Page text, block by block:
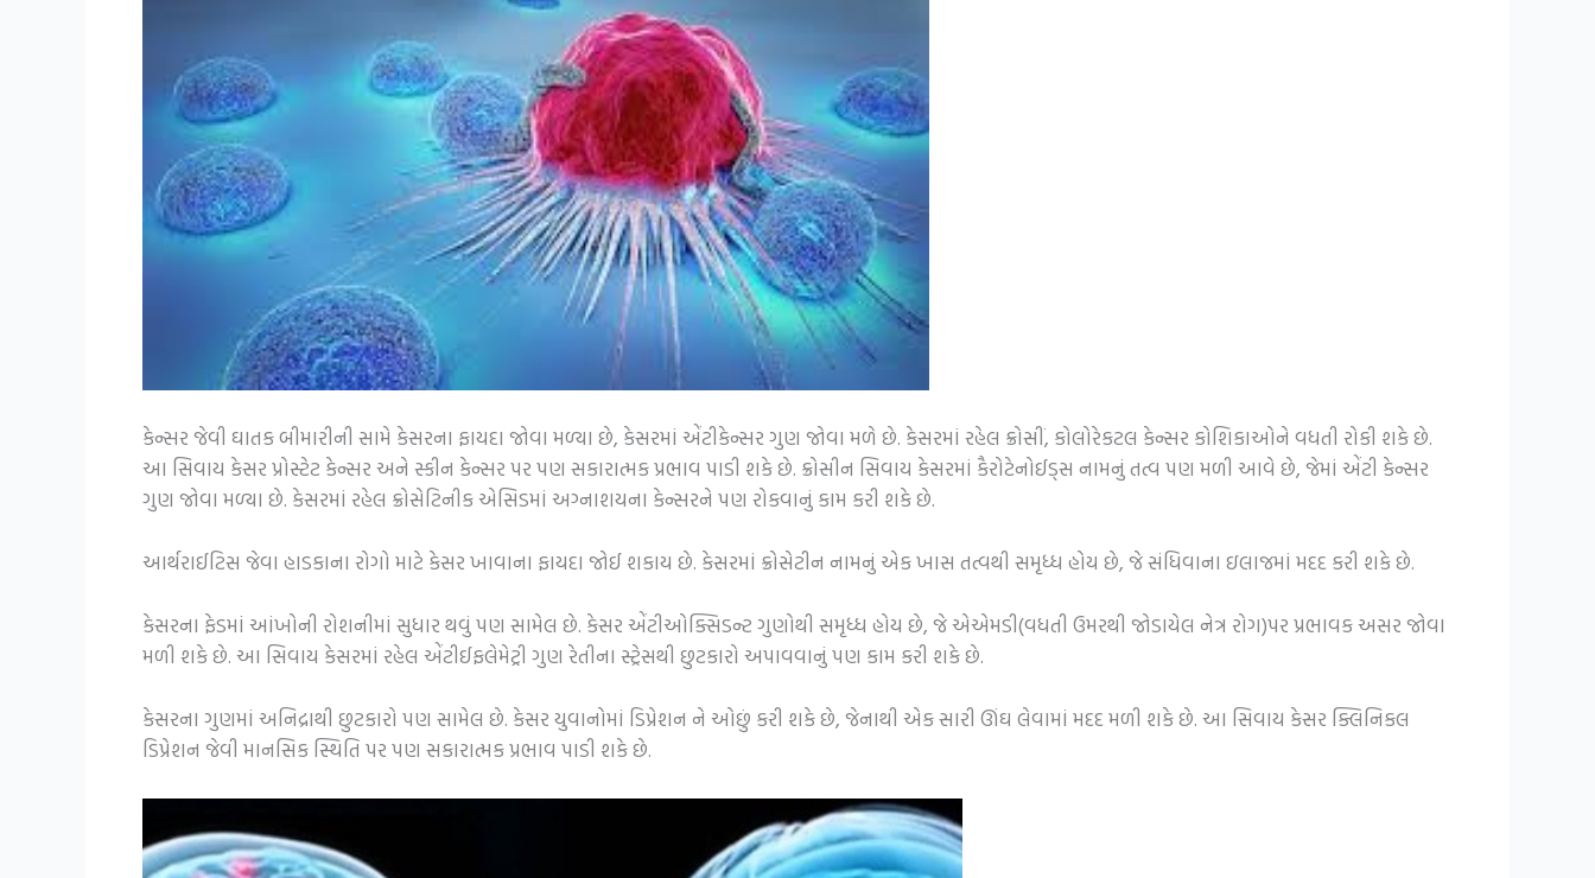
કેન્સર જેવી ઘાતક બીમારીની સામે કેસરના ફાયદા જોવા મળ્યા છે, કેસરમાં એંટીકેન્સર ગુણ જોવા મળે છે. કેસરમાં રહેલ ક્રોસીં, કોલોરેકટલ કેન્સર કોશિકાઓને વધતી રોકી શકે છે.
આ સિવાય કેસર પ્રોસ્ટેટ કેન્સર અને સ્કીન કેન્સર પર પણ સકારાત્મક પ્રભાવ પાડી શકે છે. ક્રોસીન સિવાય કેસરમાં કૈરોટેનોઈડ્સ નામનું તત્વ પણ મળી આવે છે, જેમાં એંટી કેન્સર
ગુણ જોવા મળ્યા છે. કેસરમાં રહેલ ક્રોસેટિનીક એસિડમાં અગ્નાશયના કેન્સરને પણ રોકવાનું કામ કરી શકે છે.
આર્થરાઈટિસ જેવા હાડકાના રોગો માટે કેસર ખાવાના ફાયદા જોઈ શકાય છે. કેસરમાં ક્રોસેટીન નામનું એક ખાસ તત્વથી સમૃધ્ધ હોય છે, જે સંધિવાના ઇલાજમાં મદદ કરી શકે છે.
કેસરના ફેડમાં આંખોની રોશનીમાં સુધાર થવું પણ સામેલ છે. કેસર એંટીઓક્સિડન્ટ ગુણોથી સમૃધ્ધ હોય છે, જે એએમડી(વધતી ઉમરથી જોડાયેલ નેત્ર રોગ)પર પ્રભાવક અસર જોવા
મળી શકે છે. આ સિવાય કેસરમાં રહેલ એંટીઈફલેમેટ્રી ગુણ રેતીના સ્ટ્રેસથી છુટકારો અપાવવાનું પણ કામ કરી શકે છે.
કેસરના ગુણમાં અનિદ્રાથી છુટકારો પણ સામેલ છે. કેસર યુવાનોમાં ડિપ્રેશન ને ઓછું કરી શકે છે, જેનાથી એક સારી ઊંઘ લેવામાં મદદ મળી શકે છે. આ સિવાય કેસર ક્લિનિકલ
ડિપ્રેશન જેવી માનસિક સ્થિતિ પર પણ સકારાત્મક પ્રભાવ પાડી શકે છે.